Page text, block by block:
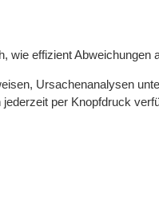
wie effizient Abweichungen
Ursachenanalysen
per Knopfdruck